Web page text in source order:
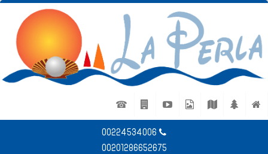
☎
00201286652675